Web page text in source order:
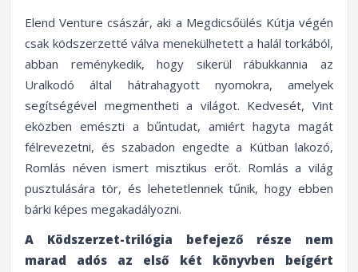
Elend Venture császár, aki a Megdicsőülés Kútja végén
csak ködszerzetté válva menekülhetett a halál torkából,
abban reménykedik, hogy sikerül rábukkannia az
Uralkodó által hátrahagyott nyomokra, amelyek
segítségével megmentheti a világot. Kedvesét, Vint
eközben emészti a bűntudat, amiért hagyta magát
félrevezetni, és szabadon engedte a Kútban lakozó,
Romlás néven ismert misztikus erőt. Romlás a világ
pusztulására tör, és lehetetlennek tűnik, hogy ebben
bárki képes megakadályozni.
A Ködszerzet-trilógia befejező része nem
marad adós az első két könyvben beígért